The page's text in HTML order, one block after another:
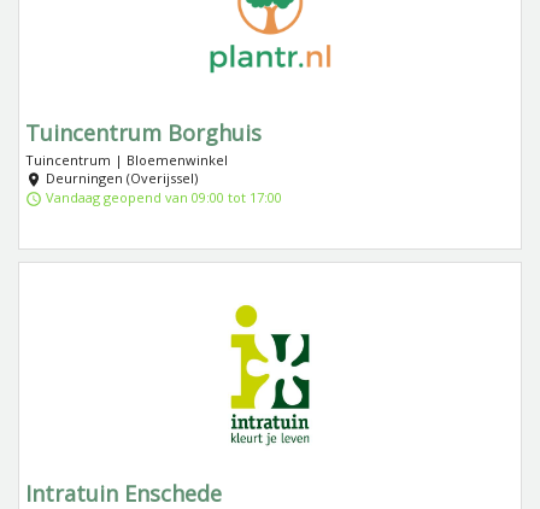
Tuincentrum Borghuis
Tuincentrum | Bloemenwinkel
Deurningen (Overijssel)
Vandaag geopend van 09:00 tot 17:00
Intratuin Enschede